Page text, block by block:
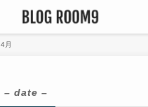
4月
– date –